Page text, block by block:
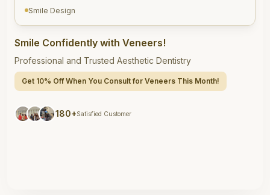
Smile Design
Smile Confidently with Veneers!
Professional and Trusted Aesthetic Dentistry
Get 10% Off When You Consult for Veneers This Month!
180+Satisfied Customer